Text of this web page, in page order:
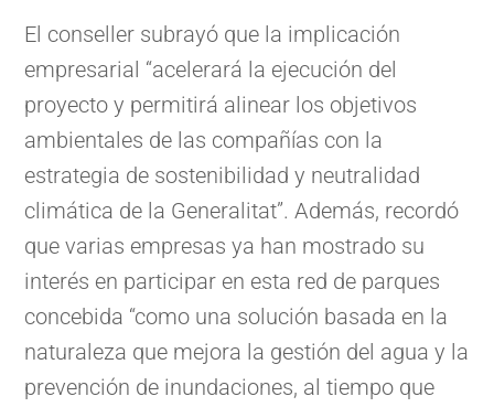
El conseller subrayó que la implicación
empresarial “acelerará la ejecución del
proyecto y permitirá alinear los objetivos
ambientales de las compañías con la
estrategia de sostenibilidad y neutralidad
climática de la Generalitat”. Además, recordó
que varias empresas ya han mostrado su
interés en participar en esta red de parques
concebida “como una solución basada en la
naturaleza que mejora la gestión del agua y la
prevención de inundaciones, al tiempo que